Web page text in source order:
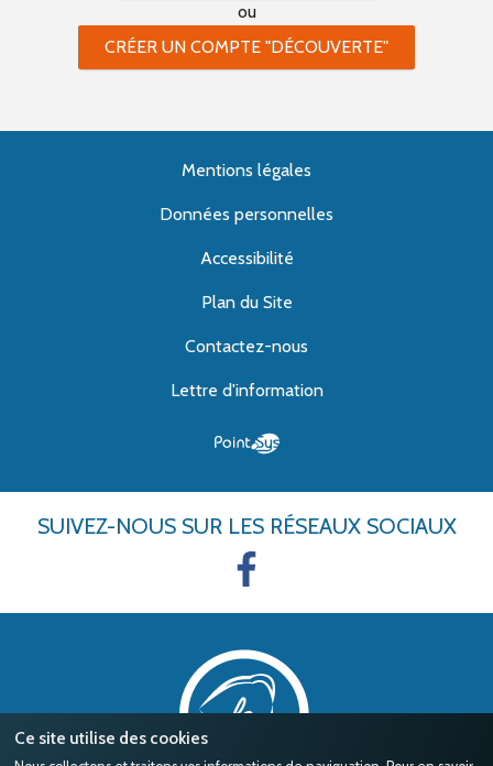
Ce site utilise des cookies
ou
CRÉER UN COMPTE "DÉCOUVERTE"
Mentions légales
Données personnelles
Accessibilité
Plan du Site
Contactez-nous
Lettre d'information
SUIVEZ-NOUS SUR LES RÉSEAUX SOCIAUX